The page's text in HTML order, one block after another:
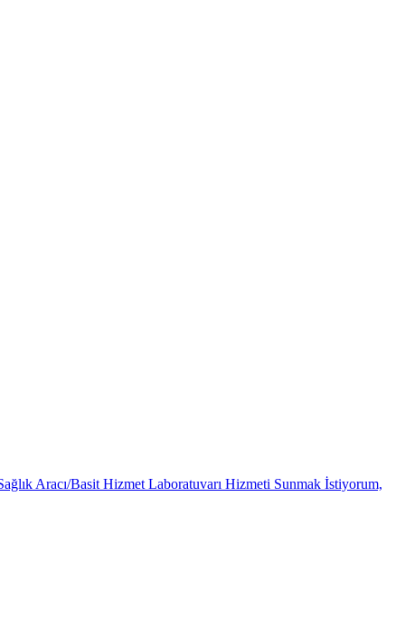
Aracı/Basit Hizmet Laboratuvarı Hizmeti Sunmak İstiyorum,